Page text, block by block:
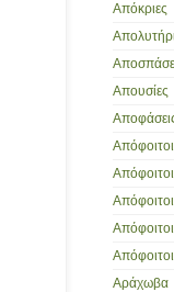
Απόκριες
Απουσίες
Αράχωβα